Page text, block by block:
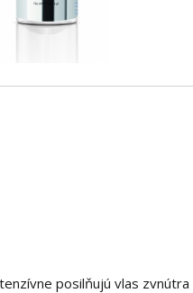
posilňujú vlas